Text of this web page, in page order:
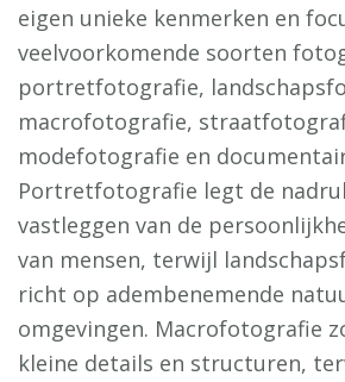
eigen unieke kenmerken en
veelvoorkomende soorten
portretfotografie,
macrofotografie,
modefotografie en
Portretfotografie legt de
vastleggen van de
van mensen, terwijl
richt op adembenemende
omgevingen. Macrofotografie
kleine details en structuren,